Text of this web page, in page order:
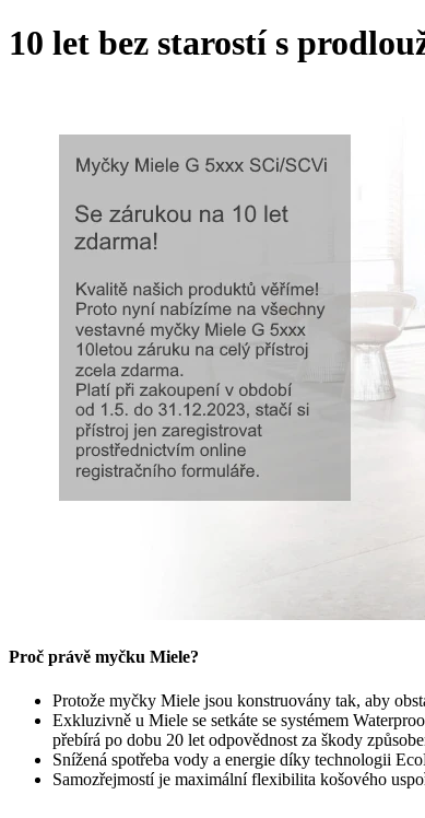
10 let bez starostí s
Proč právě myčku Miele?
Protože myčky Miele jsou konstruovány tak, aby
Exkluzivně u Miele se setkáte se systémem
přebírá po dobu 20 let odpovědnost za škody
Snížená spotřeba vody a energie díky technologii
Samozřejmostí je maximální flexibilita košového